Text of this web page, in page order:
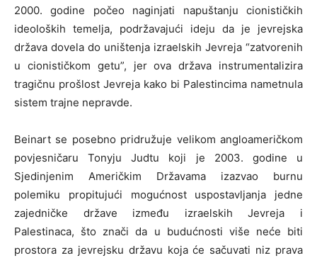
2000. godine počeo naginjati napuštanju cionističkih
ideoloških temelja, podržavajući ideju da je jevrejska
država dovela do uništenja izraelskih Jevreja “zatvorenih
u cionističkom getu”, jer ova država instrumentalizira
tragičnu prošlost Jevreja kako bi Palestincima nametnula
sistem trajne nepravde.
Beinart se posebno pridružuje velikom angloameričkom
povjesničaru Tonyju Judtu koji je 2003. godine u
Sjedinjenim Američkim Državama izazvao burnu
polemiku propitujući mogućnost uspostavljanja jedne
zajedničke države između izraelskih Jevreja i
Palestinaca, što znači da u budućnosti više neće biti
prostora za jevrejsku državu koja će sačuvati niz prava